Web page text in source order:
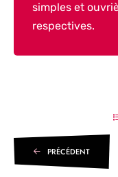
simples et
respectives.
PRÉCÉDENT